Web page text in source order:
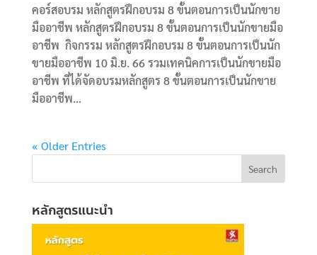
คอร์สอบรม หลักสูตรฝึกอบรม 8 ขั้นตอนการเป็นนักขาย
มืออาชีพ หลักสูตรฝึกอบรม 8 ขั้นตอนการเป็นนักขายมือ
อาชีพ กิจกรรม หลักสูตรฝึกอบรม 8 ขั้นตอนการเป็นนัก
ขายมืออาชีพ 10 มิ.ย. 66 รวมเทคนิคการเป็นนักขายมือ
อาชีพ ที่ได้จัดอบรมหลักสูตร 8 ขั้นตอนการเป็นนักขาย
มืออาชีพ...
« Older Entries
หลักสูตรแนะนำ